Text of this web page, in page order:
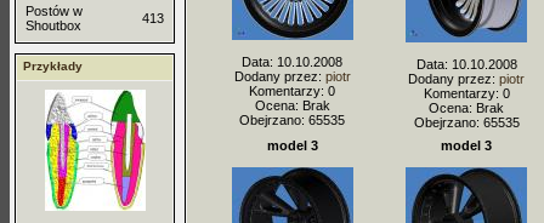
Postów w
Shoutbox
413
Przykłady
Data: 10.10.2008
Dodany przez: piotr
Komentarzy: 0
Ocena: Brak
Obejrzano: 65535
Data: 10.10.2008
Dodany przez: piotr
Komentarzy: 0
Ocena: Brak
Obejrzano: 65535
model 3
model 3